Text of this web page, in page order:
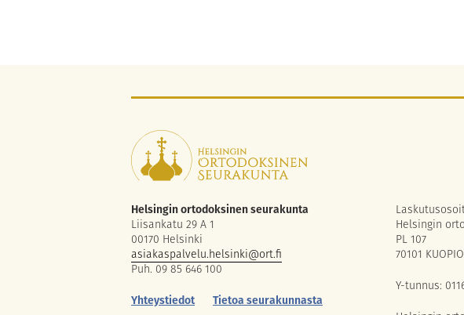
Helsingin ortodoksinen seurakunta
Liisankatu 29 A 1
00170 Helsinki
asiakaspalvelu.helsinki@ort.fi
Puh. 09 85 646 100
Yhteystiedot
Tietoa seurakunnasta
Helsingin
PL 107
70101 KUOPIO
Y-tunnus: